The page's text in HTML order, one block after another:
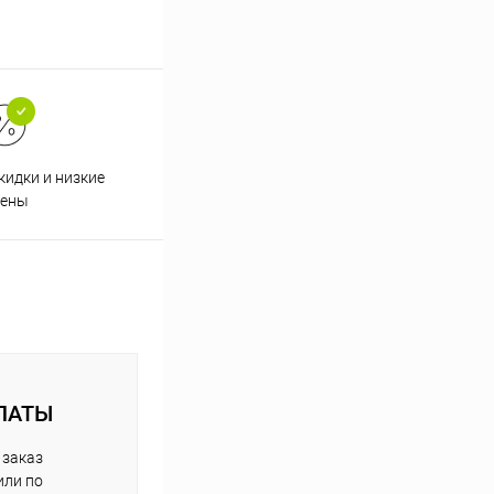
и низкие
по